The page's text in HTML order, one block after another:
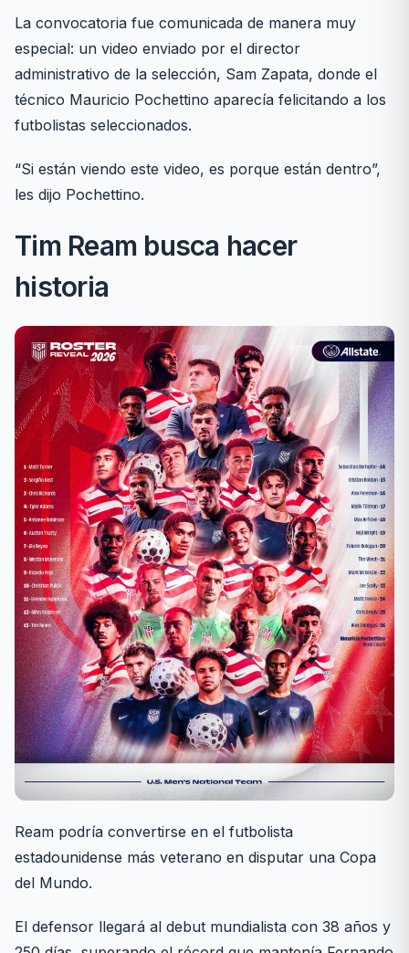
La convocatoria fue comunicada de manera muy
especial: un video enviado por el director
administrativo de la selección, Sam Zapata, donde el
técnico Mauricio Pochettino aparecía felicitando a los
futbolistas seleccionados.
“Si están viendo este video, es porque están dentro”,
les dijo Pochettino.
Tim Ream busca hacer
historia
Ream podría convertirse en el futbolista
estadounidense más veterano en disputar una Copa
del Mundo.
El defensor llegará al debut mundialista con 38 años y